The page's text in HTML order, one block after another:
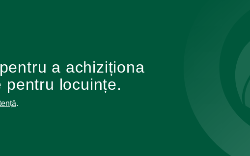
a achiziționa
pentru locuințe.
.